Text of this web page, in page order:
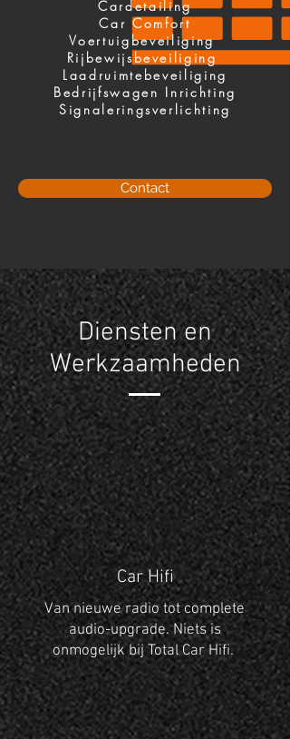
Cardetailing
Car Comfort
Voertuigbeveiliging
Rijbewijsbeveiliging
Laadruimtebeveiliging
Bedrijfswagen Inrichting
Signaleringsverlichting
Contact
Diensten en
Werkzaamheden
Car Hifi
Van nieuwe radio tot complete
audio-upgrade. Niets is
onmogelijk bij Total Car Hifi.